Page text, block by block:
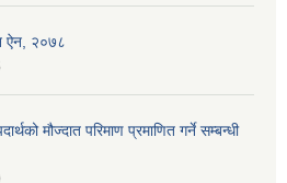
ऐन, २०७८
मौज्दात परिमाण प्रमाणित गर्ने सम्बन्धी